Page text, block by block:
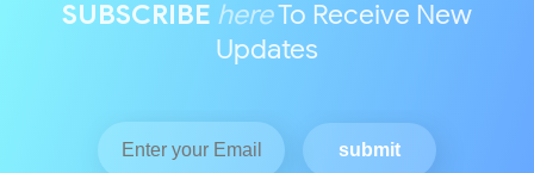
SUBSCRIBE hereTo Receive New
Updates